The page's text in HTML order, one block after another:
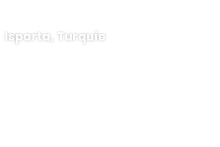
Isparta, Turquie